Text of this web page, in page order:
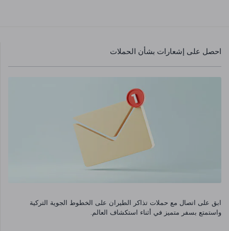
احصل على إشعارات بشأن الحملات
ابق على اتصال مع حملات تذاكر الطيران على الخطوط الجوية التركية
واستمتع بسفر متميز في أثناء استكشاف العالم.